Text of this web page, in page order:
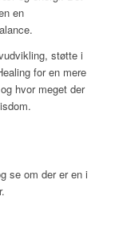
en
støtte i
for en mere
hvor meget der
se om der er en i